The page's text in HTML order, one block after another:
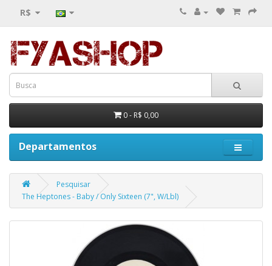
R$
0 - R$ 0,00
Departamentos
Pesquisar
The Heptones - Baby / Only Sixteen (7", W/Lbl)